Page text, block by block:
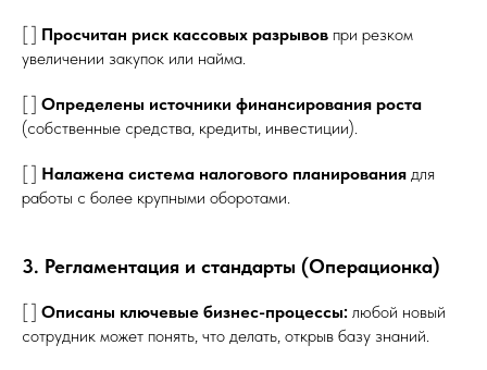
[ ] Просчитан риск кассовых разрывов при резком
увеличении закупок или найма.
[ ] Определены источники финансирования роста
(собственные средства, кредиты, инвестиции).
[ ] Налажена система налогового планирования для
работы с более крупными оборотами.
3. Регламентация и стандарты (Операционка)
[ ] Описаны ключевые бизнес-процессы: любой новый
сотрудник может понять, что делать, открыв базу знаний.